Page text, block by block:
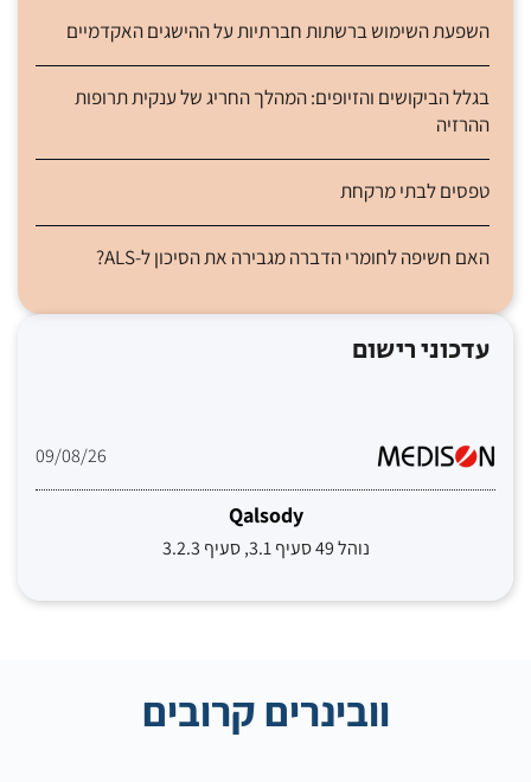
השפעת השימוש ברשתות חברתיות על ההישגים האקדמיים
בגלל הביקושים והזיופים: המהלך החריג של ענקית תרופות
ההרזיה
טפסים לבתי מרקחת
האם חשיפה לחומרי הדברה מגבירה את הסיכון ל-ALS?
עדכוני רישום
09/08/26
Qalsody
נוהל 49 סעיף 3.1, סעיף 3.2.3
וובינרים קרובים